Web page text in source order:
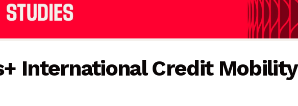
International Credit Mobility